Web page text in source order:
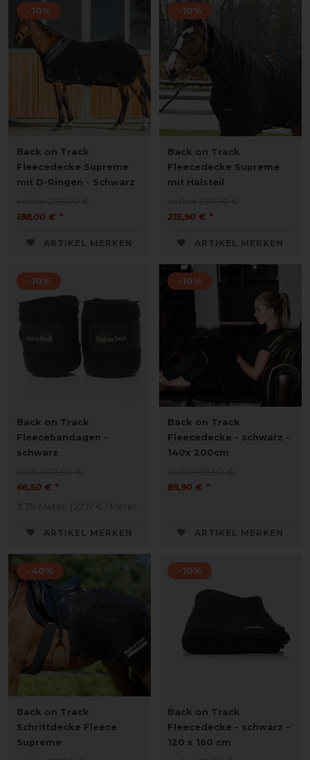
-10%
Back on Track
Fleecedecke Supreme
mit D-Ringen - Schwarz
188,00 € *
ARTIKEL MERKEN
-10%
Back on Track
Fleecedecke Supreme
mit Halsteil
215,90 € *
ARTIKEL MERKEN
-10%
Back on Track
Fleecebandagen -
schwarz
66,50 € *
3.35 Meter | 22,17 € / Meter
ARTIKEL MERKEN
-10%
Back on Track
Fleecedecke - schwarz -
140x 200cm
89,90 € *
ARTIKEL MERKEN
-40%
Back on Track
Schrittdecke Fleece
Supreme
-10%
Back on Track
Fleecedecke - schwarz -
120 x 160 cm